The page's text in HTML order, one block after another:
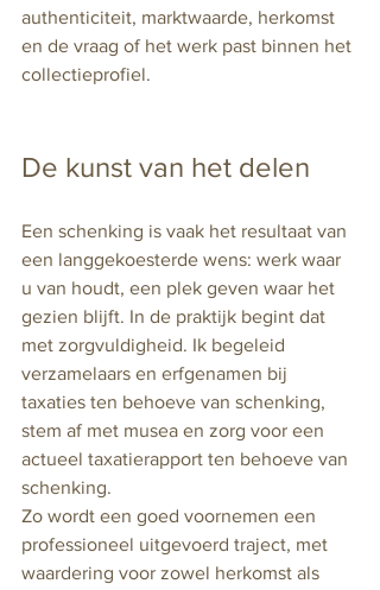
authenticiteit, marktwaarde, herkomst
en de vraag of het werk past binnen het
collectieprofiel.
De kunst van het delen
Een schenking is vaak het resultaat van
een langgekoesterde wens: werk waar
u van houdt, een plek geven waar het
gezien blijft. In de praktijk begint dat
met zorgvuldigheid. Ik begeleid
verzamelaars en erfgenamen bij
taxaties ten behoeve van schenking,
stem af met musea en zorg voor een
actueel taxatierapport ten behoeve van
schenking.
Zo wordt een goed voornemen een
professioneel uitgevoerd traject, met
waardering voor zowel herkomst als